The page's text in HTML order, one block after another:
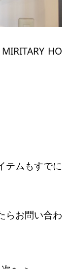
HO
テムもすでに
らお問い合わ